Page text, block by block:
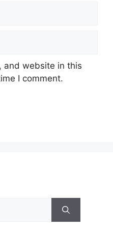
and website in this
I comment.